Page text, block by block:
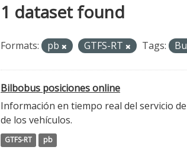
1 dataset found
Formats: pb GTFS-RT Tags:
Bilbobus posiciones online
Información en tiempo real del servicio
de los vehículos.
GTFS-RT pb